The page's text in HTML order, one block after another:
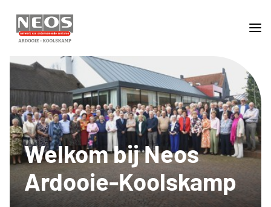
Welkom bij Neos
Ardooie-Koolskamp